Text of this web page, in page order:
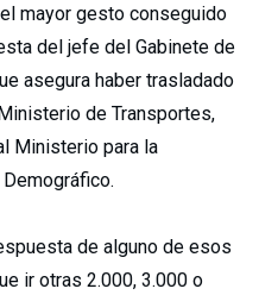
mayor gesto conseguido
del jefe del Gabinete de
asegura haber trasladado
de Transportes,
Ministerio para la
de alguno de esos
ir otras 2.000, 3.000 o